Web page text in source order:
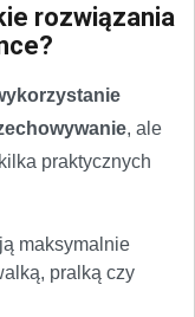
rozwiązania
, ale
praktycznych
maksymalnie
pralką czy